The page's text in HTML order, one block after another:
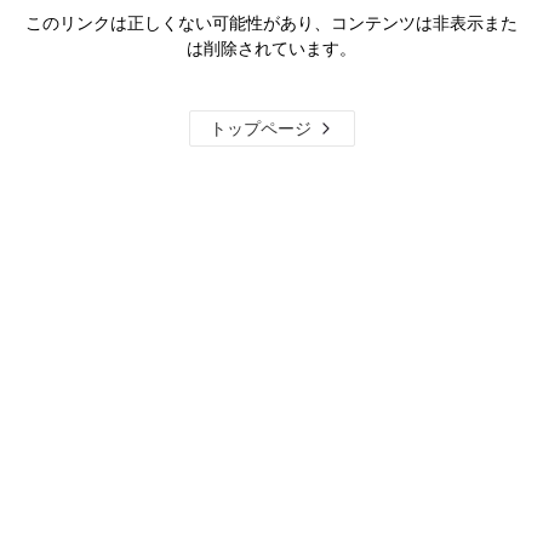
このリンクは正しくない可能性があり、コンテンツは非表示また
は削除されています。
トップページ